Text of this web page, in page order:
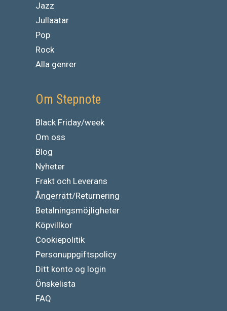
Jazz
Jullaatar
Pop
Rock
Alla genrer
Om Stepnote
Black Friday/week
Om oss
Blog
Nyheter
Frakt och Leverans
Ångerrätt/Returnering
Betalningsmöjligheter
Köpvillkor
Cookiepolitik
Personuppgiftspolicy
Ditt konto og login
Önskelista
FAQ